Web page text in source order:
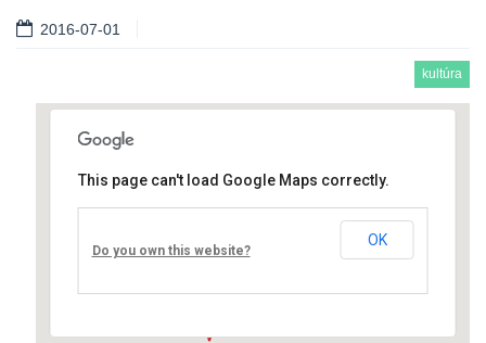
2016-07-01
kultúra
Művelődési ház
Fő út 8 - Nagyréde
This page can't load Google Maps correctly.
Do you own this website?
OK